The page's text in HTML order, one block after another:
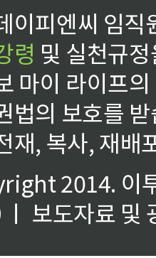
이피엔씨 임
령 및 실천규
마이 라이프
법의 보호를
재, 복사, 재배
2014. 이
보도자료